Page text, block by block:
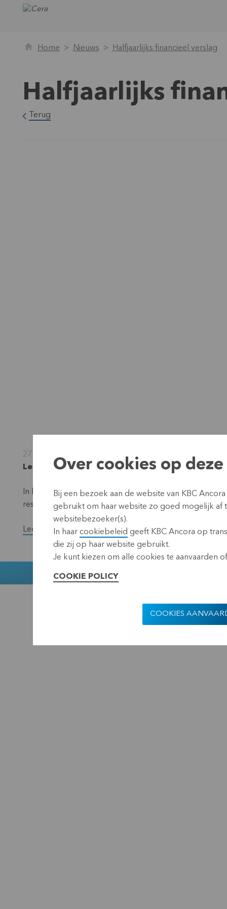
Home Nieuws Halfjaarlijks financieel verslag
Halfjaarlijks
Terug
27 januari 2012
Leuven, 27 januari 2012 (17.40 CET)
In het eerste halfjaar van het boekjaar 2011/2012
resultaat ligt in lijn met het resultaat over dezelfde
Lees de volledige versie van het persbericht.
Over cookies op
Bij een bezoek aan de website van KBC
gebruikt om haar website zo goed mogelijk
websitebezoeker(s).
In haar cookiebeleid geeft KBC Ancora op
die zij op haar website gebruikt.
Je kunt kiezen om alle cookies te aanvaarden
COOKIE POLICY
COOKIES